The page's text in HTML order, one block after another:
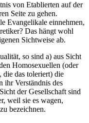
von Etablierten auf der
Seite zu gehen.
Evangelikale einnehmen,
Das hängt wohl
Sichtweise ab.
so sind a) aus Sicht
Homosexuellen (oder
die das toleriert) die
ihr Verständnis des
der Gesellschaft sind
weil sie es wagen,
bezeichnen.